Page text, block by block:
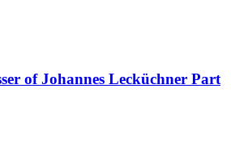
of Johannes Lecküchner Part